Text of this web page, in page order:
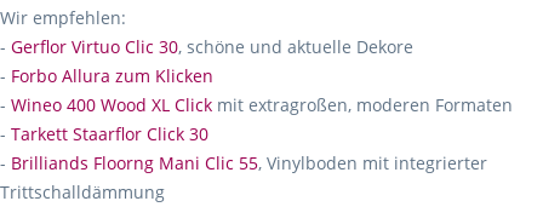
Wir empfehlen:
- Gerflor Virtuo Clic 30, schöne und aktuelle Dekore
- Forbo Allura zum Klicken
- Wineo 400 Wood XL Click mit extragroßen, moderen Formaten
- Tarkett Staarflor Click 30
- Brilliands Floorng Mani Clic 55, Vinylboden mit integrierter
Trittschalldämmung